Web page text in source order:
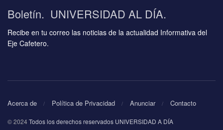
Boletín. UNIVERSIDAD AL DÍA.
Recibe en tu correo las noticias de la actualidad Informativa del
Eje Cafetero.
Acerca de Política de Privacidad Anunciar Contacto
© 2024Todos los derechos reservados UNIVERSIDAD A DÍA